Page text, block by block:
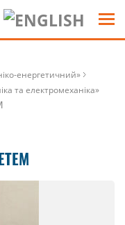
енергетичний»
та електромеханіка»